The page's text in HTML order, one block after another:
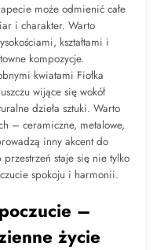
może odmienić całe
i charakter. Warto
kształtami i
kompozycje.
kwiatami Fiołka
wijące się wokół
dzieła sztuki. Warto
– ceramiczne, metalowe,
inny akcent do
staje się nie tylko
spokoju i harmonii.
–
życie